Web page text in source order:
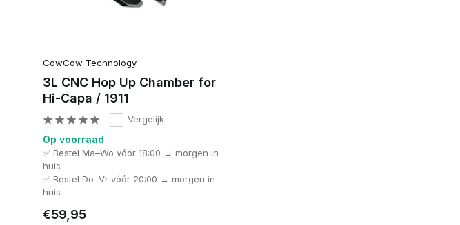
CowCow Technology
3L CNC Hop Up Chamber for
Hi-Capa / 1911
Vergelijk
Op voorraad
✅ Bestel Ma–Wo vóór 18:00 → morgen in
huis
✅ Bestel Do–Vr vóór 20:00 → morgen in
huis
€59,95